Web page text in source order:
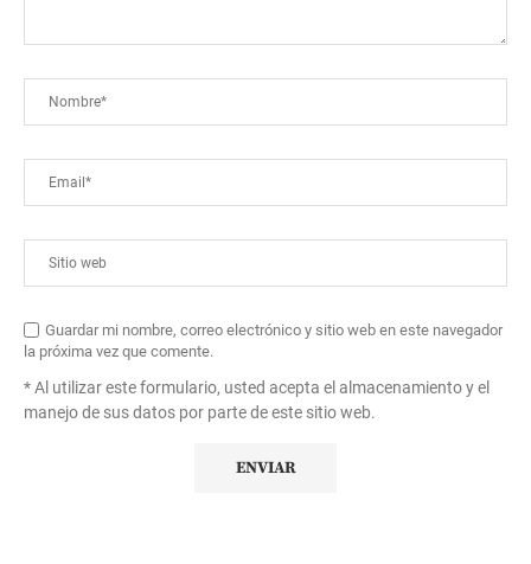
Guardar mi nombre, correo electrónico y sitio web en este navegador
la próxima vez que comente.
* Al utilizar este formulario, usted acepta el almacenamiento y el
manejo de sus datos por parte de este sitio web.